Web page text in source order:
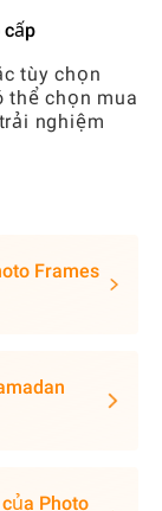
cấp
tùy chọn
thể chọn mua
nghiệm
Frames
Photo